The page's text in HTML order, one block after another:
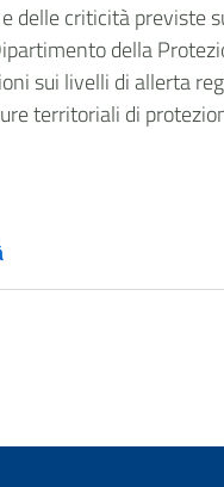
delle criticità previste
della
sui livelli di allerta
territoriali di